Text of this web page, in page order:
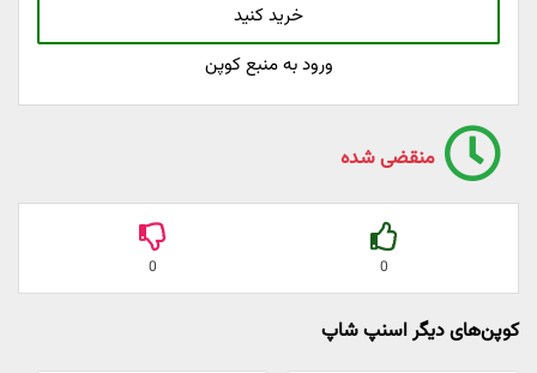
خرید کنید
ورود به منبع کوپن
منقضی شده
0
0
کوپن‌های دیگر اسنپ شاپ